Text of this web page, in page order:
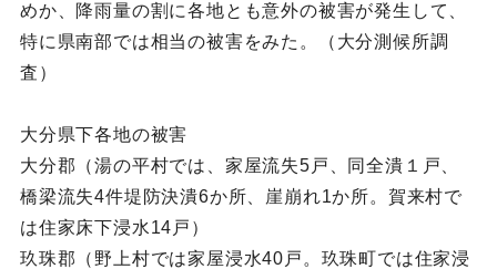
めか、降雨量の割に各地とも意外の被害が発生して、
特に県南部では相当の被害をみた。（大分測候所調
査）
大分県下各地の被害
大分郡（湯の平村では、家屋流失5戸、同全潰１戸、
橋梁流失4件堤防決潰6か所、崖崩れ1か所。賀来村で
は住家床下浸水14戸）
玖珠郡（野上村では家屋浸水40戸。玖珠町では住家浸